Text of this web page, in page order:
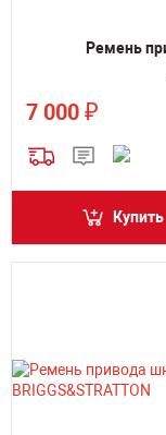
Ремень
7 000 ₽
Купить